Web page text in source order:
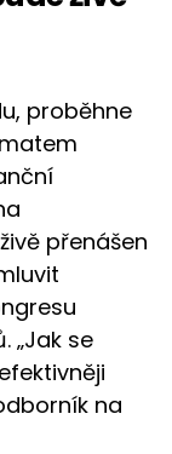
proběhne
přenášen
„Jak se
na